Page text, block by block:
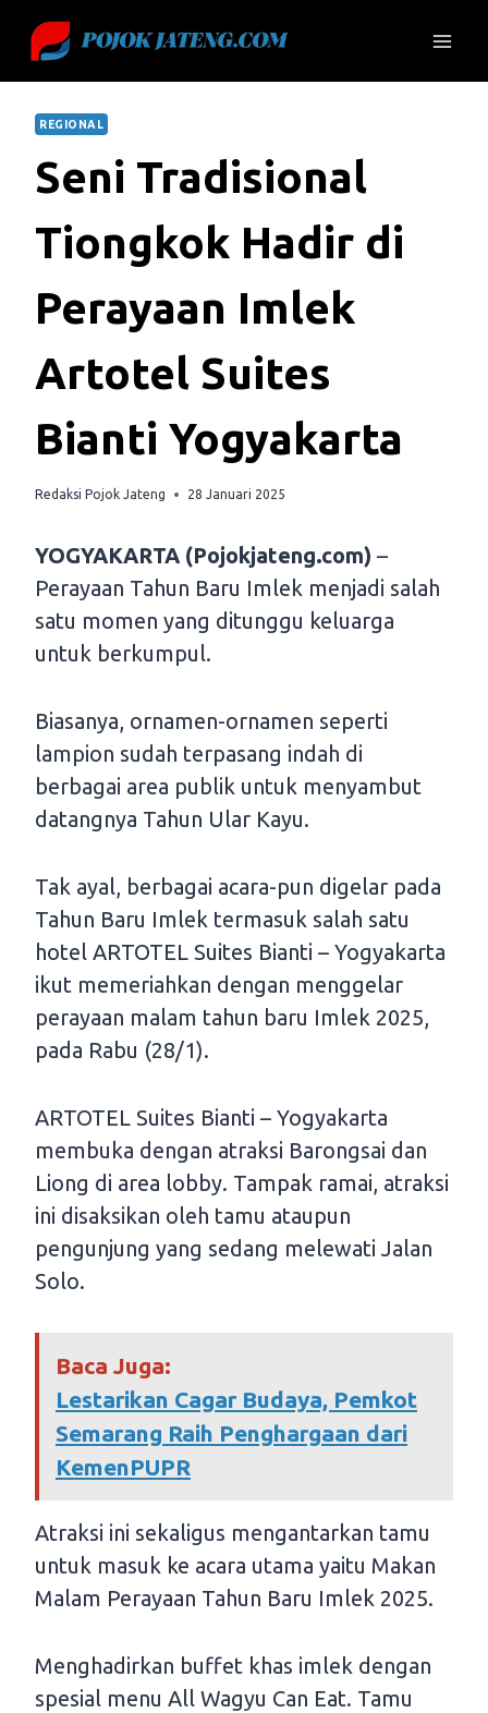
content
REGIONAL
Seni Tradisional
Tiongkok Hadir di
Perayaan Imlek
Artotel Suites
Bianti Yogyakarta
Redaksi Pojok Jateng 28 Januari 2025
YOGYAKARTA (Pojokjateng.com) –
Perayaan Tahun Baru Imlek menjadi salah
satu momen yang ditunggu keluarga
untuk berkumpul.
Biasanya, ornamen-ornamen seperti
lampion sudah terpasang indah di
berbagai area publik untuk menyambut
datangnya Tahun Ular Kayu.
Tak ayal, berbagai acara-pun digelar pada
Tahun Baru Imlek termasuk salah satu
hotel ARTOTEL Suites Bianti – Yogyakarta
ikut memeriahkan dengan menggelar
perayaan malam tahun baru Imlek 2025,
pada Rabu (28/1).
ARTOTEL Suites Bianti – Yogyakarta
membuka dengan atraksi Barongsai dan
Liong di area lobby. Tampak ramai, atraksi
ini disaksikan oleh tamu ataupun
pengunjung yang sedang melewati Jalan
Solo.
Baca Juga:
Lestarikan Cagar Budaya, Pemkot
Semarang Raih Penghargaan dari
KemenPUPR
Atraksi ini sekaligus mengantarkan tamu
untuk masuk ke acara utama yaitu Makan
Malam Perayaan Tahun Baru Imlek 2025.
Menghadirkan buffet khas imlek dengan
spesial menu All Wagyu Can Eat. Tamu